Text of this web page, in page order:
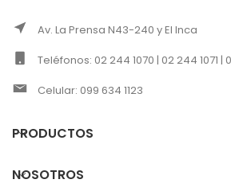
Av. La Prensa N43-240 y El Inca
Teléfonos: 02 244 1070 | 02 244 1071 |
Celular: 099 634 1123
PRODUCTOS
NOSOTROS